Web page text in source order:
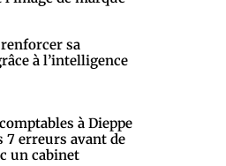
sa
à l’intelligence
à Dieppe
7 erreurs avant de
un cabinet